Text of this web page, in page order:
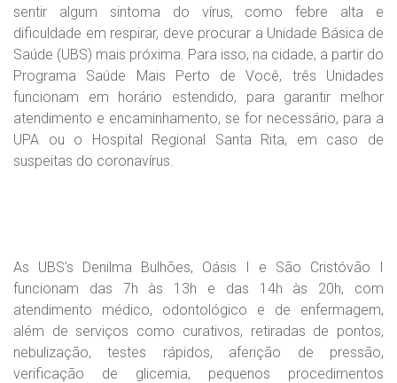
sentir algum sintoma do vírus, como febre alta e
dificuldade em respirar, deve procurar a Unidade Básica de
Saúde (UBS) mais próxima. Para isso, na cidade, a partir do
Programa Saúde Mais Perto de Você, três Unidades
funcionam em horário estendido, para garantir melhor
atendimento e encaminhamento, se for necessário, para a
UPA ou o Hospital Regional Santa Rita, em caso de
suspeitas do coronavírus.
As UBS’s Denilma Bulhões, Oásis I e São Cristóvão I
funcionam das 7h às 13h e das 14h às 20h, com
atendimento médico, odontológico e de enfermagem,
além de serviços como curativos, retiradas de pontos,
nebulização, testes rápidos, aferição de pressão,
verificação de glicemia, pequenos procedimentos